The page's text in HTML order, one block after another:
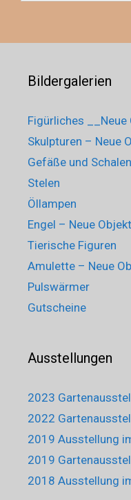
Bildergalerien
Figürliches __Neue
Skulpturen – Neue
Gefäße und
Stelen
Öllampen
Engel – Neue
Tierische Figuren
Amulette – Neue
Pulswärmer
Gutscheine
Ausstellungen
2023
2022
2019 Ausstellung
2019
2018 Ausstellung